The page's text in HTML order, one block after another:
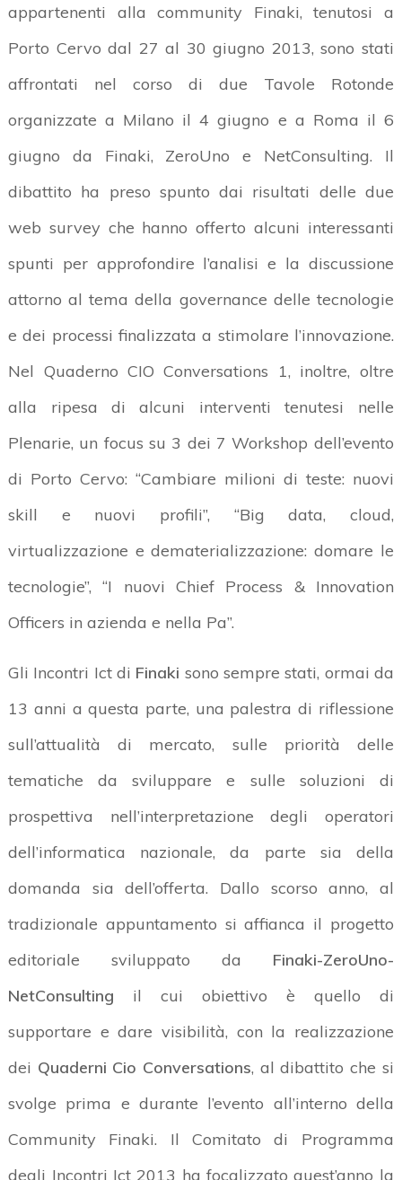
appartenenti alla community Finaki, tenutosi a
Porto Cervo dal 27 al 30 giugno 2013, sono stati
affrontati nel corso di due Tavole Rotonde
organizzate a Milano il 4 giugno e a Roma il 6
giugno da Finaki, ZeroUno e NetConsulting. Il
dibattito ha preso spunto dai risultati delle due
web survey che hanno offerto alcuni interessanti
spunti per approfondire l’analisi e la discussione
attorno al tema della governance delle tecnologie
e dei processi finalizzata a stimolare l’innovazione.
Nel Quaderno CIO Conversations 1, inoltre, oltre
alla ripesa di alcuni interventi tenutesi nelle
Plenarie, un focus su 3 dei 7 Workshop dell’evento
di Porto Cervo: “Cambiare milioni di teste: nuovi
skill e nuovi profili”, “Big data, cloud,
virtualizzazione e dematerializzazione: domare le
tecnologie”, “I nuovi Chief Process & Innovation
Officers in azienda e nella Pa”.
Gli Incontri Ict di Finaki sono sempre stati, ormai da
13 anni a questa parte, una palestra di riflessione
sull’attualità di mercato, sulle priorità delle
tematiche da sviluppare e sulle soluzioni di
prospettiva nell’interpretazione degli operatori
dell’informatica nazionale, da parte sia della
domanda sia dell’offerta. Dallo scorso anno, al
tradizionale appuntamento si affianca il progetto
editoriale sviluppato da Finaki-ZeroUno-
NetConsulting il cui obiettivo è quello di
supportare e dare visibilità, con la realizzazione
dei Quaderni Cio Conversations, al dibattito che si
svolge prima e durante l’evento all’interno della
Community Finaki. Il Comitato di Programma
degli Incontri Ict 2013 ha focalizzato quest’anno la